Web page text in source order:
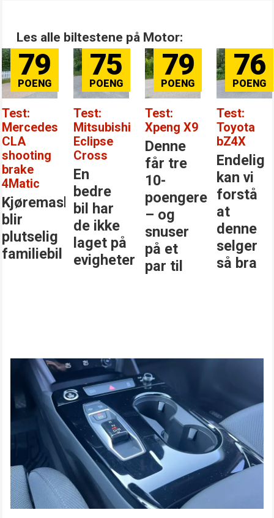
Les alle biltestene på Motor:
79
Test:
Mercedes
CLA
shooting
brake
4Matic
Kjøremaskinen
blir
plutselig
familiebil
75
Test:
Mitsubishi
Eclipse
Cross
En
bedre
bil har
de ikke
laget på
evigheter
79
Test:
Xpeng X9
Denne
får tre
10-
poengere
– og
snuser
på et
par til
76
Test:
Toyota
bZ4X
Endelig
kan vi
forstå
at
denne
selger
så bra